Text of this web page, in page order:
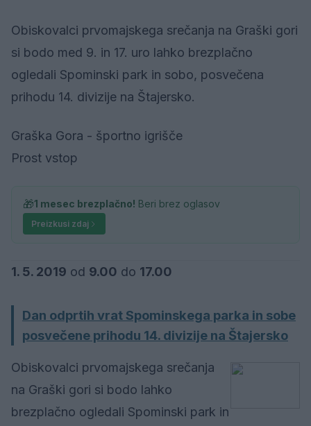
Obiskovalci prvomajskega srečanja na Graški gori
si bodo med 9. in 17. uro lahko brezplačno
ogledali Spominski park in sobo, posvečena
prihodu 14. divizije na Štajersko.
Graška Gora - športno igrišče
Prost vstop
🎁1 mesec brezplačno! Beri brez oglasov
Preizkusi zdaj
1. 5. 2019 od 9.00 do 17.00
Dan odprtih vrat Spominskega parka in sobe
posvečene prihodu 14. divizije na Štajersko
Obiskovalci prvomajskega srečanja
na Graški gori si bodo lahko
brezplačno ogledali Spominski park in